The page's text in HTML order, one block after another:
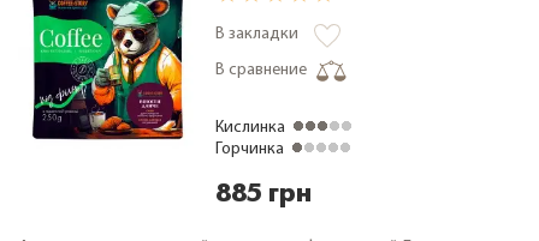
В закладки
В сравнение
Кислинка
Горчинка
885 грн